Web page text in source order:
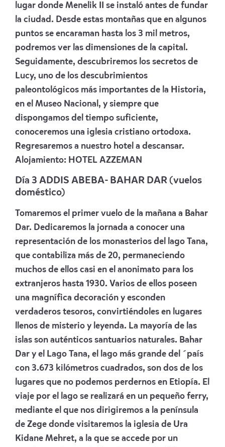
lugar donde Menelik II se instaló antes de fundar
la ciudad. Desde estas montañas que en algunos
puntos se encaraman hasta los 3 mil metros,
podremos ver las dimensiones de la capital.
Seguidamente, descubriremos los secretos de
Lucy, uno de los descubrimientos
paleontológicos más importantes de la Historia,
en el Museo Nacional, y siempre que
dispongamos del tiempo suficiente,
conoceremos una iglesia cristiano ortodoxa.
Regresaremos a nuestro hotel a descansar.
Alojamiento: HOTEL AZZEMAN
Día 3 ADDIS ABEBA- BAHAR DAR (vuelos
doméstico)
Tomaremos el primer vuelo de la mañana a Bahar
Dar. Dedicaremos la jornada a conocer una
representación de los monasterios del lago Tana,
que contabiliza más de 20, permaneciendo
muchos de ellos casi en el anonimato para los
extranjeros hasta 1930. Varios de ellos poseen
una magnífica decoración y esconden
verdaderos tesoros, convirtiéndoles en lugares
llenos de misterio y leyenda. La mayoría de las
islas son auténticos santuarios naturales. Bahar
Dar y el Lago Tana, el lago más grande del ´país
con 3.673 kilómetros cuadrados, son dos de los
lugares que no podemos perdernos en Etiopía. El
viaje por el lago se realizará en un pequeño ferry,
mediante el que nos dirigiremos a la península
de Zege donde visitaremos la iglesia de Ura
Kidane Mehret, a la que se accede por un